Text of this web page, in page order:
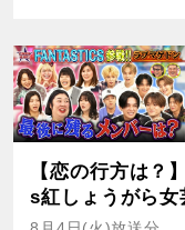
【恋の行方は
s紅しょうがら女